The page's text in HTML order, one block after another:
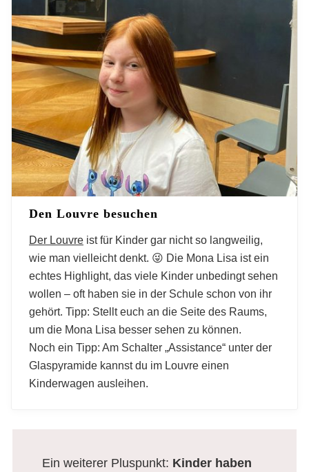
Den Louvre besuchen
Der Louvre ist für Kinder gar nicht so langweilig,
wie man vielleicht denkt. 😜 Die Mona Lisa ist ein
echtes Highlight, das viele Kinder unbedingt sehen
wollen – oft haben sie in der Schule schon von ihr
gehört. Tipp: Stellt euch an die Seite des Raums,
um die Mona Lisa besser sehen zu können.
Noch ein Tipp: Am Schalter „Assistance“ unter der
Glaspyramide kannst du im Louvre einen
Kinderwagen ausleihen.
Ein weiterer Pluspunkt: Kinder haben